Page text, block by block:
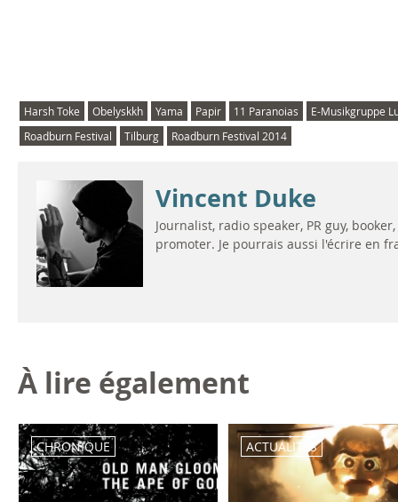
Harsh Toke Obelyskkh Yama Papir 11 Paranoias
E-Musikgruppe
Roadburn Festival
Tilburg Roadburn Festival 2014
Vincent Duke
Journalist, radio speaker, PR guy,
promoter. Je pourrais aussi l'écrire en
À lire également
CHRONIQUE ACTUALITÉS